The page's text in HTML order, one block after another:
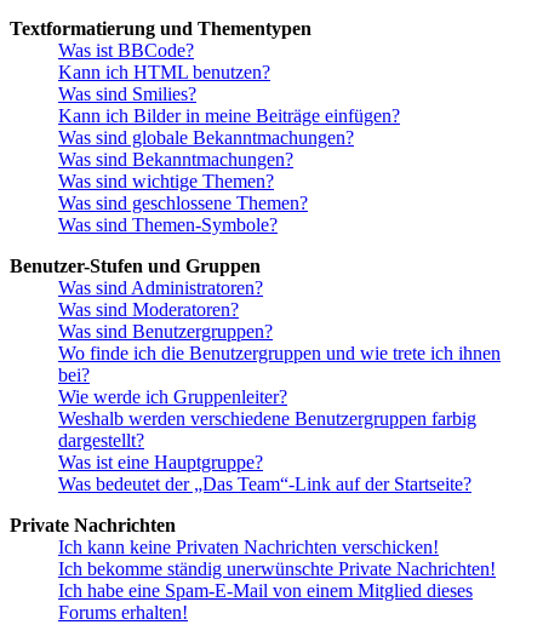
Textformatierung und Thementypen
Was ist BBCode?
Kann ich HTML benutzen?
Was sind Smilies?
Kann ich Bilder in meine Beiträge einfügen?
Was sind globale Bekanntmachungen?
Was sind Bekanntmachungen?
Was sind wichtige Themen?
Was sind geschlossene Themen?
Was sind Themen-Symbole?
Benutzer-Stufen und Gruppen
Was sind Administratoren?
Was sind Moderatoren?
Was sind Benutzergruppen?
Wo finde ich die Benutzergruppen und wie trete ich ihnen
bei?
Wie werde ich Gruppenleiter?
Weshalb werden verschiedene Benutzergruppen farbig
dargestellt?
Was ist eine Hauptgruppe?
Was bedeutet der „Das Team“-Link auf der Startseite?
Private Nachrichten
Ich kann keine Privaten Nachrichten verschicken!
Ich bekomme ständig unerwünschte Private Nachrichten!
Ich habe eine Spam-E-Mail von einem Mitglied dieses
Forums erhalten!